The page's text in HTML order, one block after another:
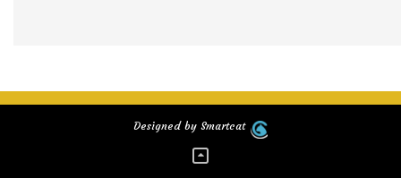
Designed by Smartcat